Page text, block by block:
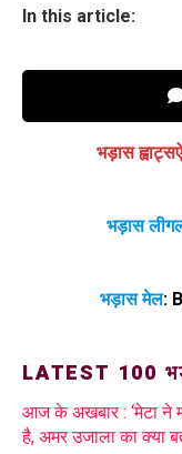
In this article:
भड़ास
भड़ास
भड़ास मेल:
LATEST 100
आज के अखबार : ‘मेटा ने
है, अमर उजाला का क्या